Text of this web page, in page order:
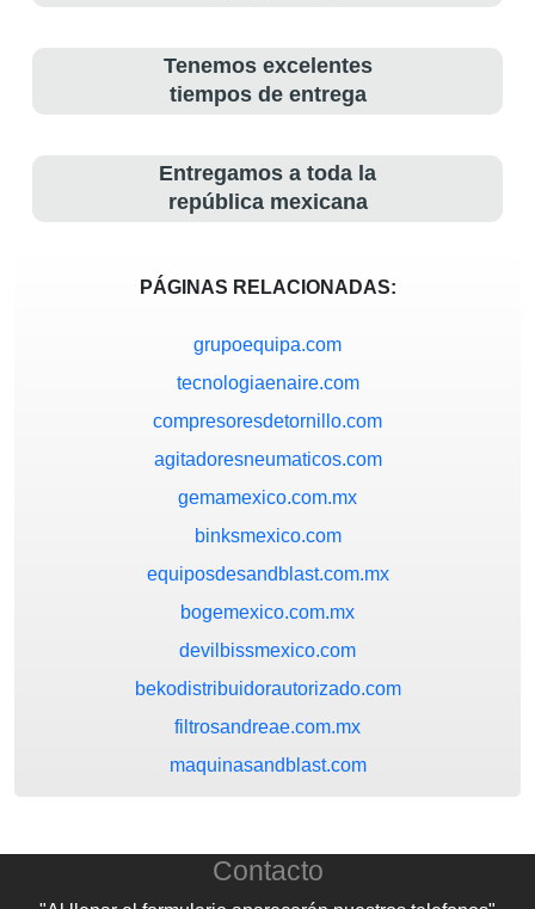
Tenemos excelentes
tiempos de entrega
Entregamos a toda la
república mexicana
PÁGINAS RELACIONADAS:
grupoequipa.com
tecnologiaenaire.com
compresoresdetornillo.com
agitadoresneumaticos.com
gemamexico.com.mx
binksmexico.com
equiposdesandblast.com.mx
bogemexico.com.mx
devilbissmexico.com
bekodistribuidorautorizado.com
filtrosandreae.com.mx
maquinasandblast.com
Contacto